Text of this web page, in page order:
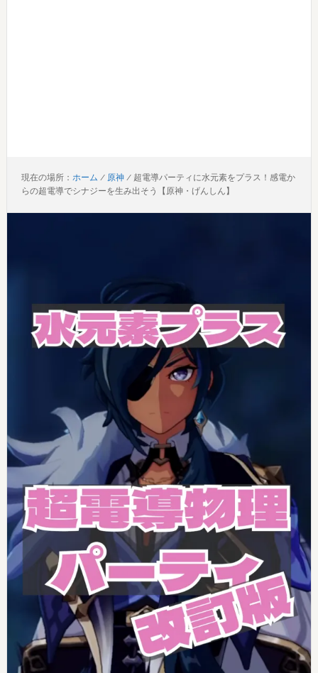
現在の場所： ホーム / 原神 /超電導パーティに水元素をプラス！感電か
らの超電導でシナジーを生み出そう【原神・げんしん】